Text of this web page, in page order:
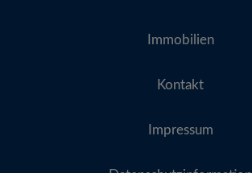
Immobilien
Kontakt
Impressum